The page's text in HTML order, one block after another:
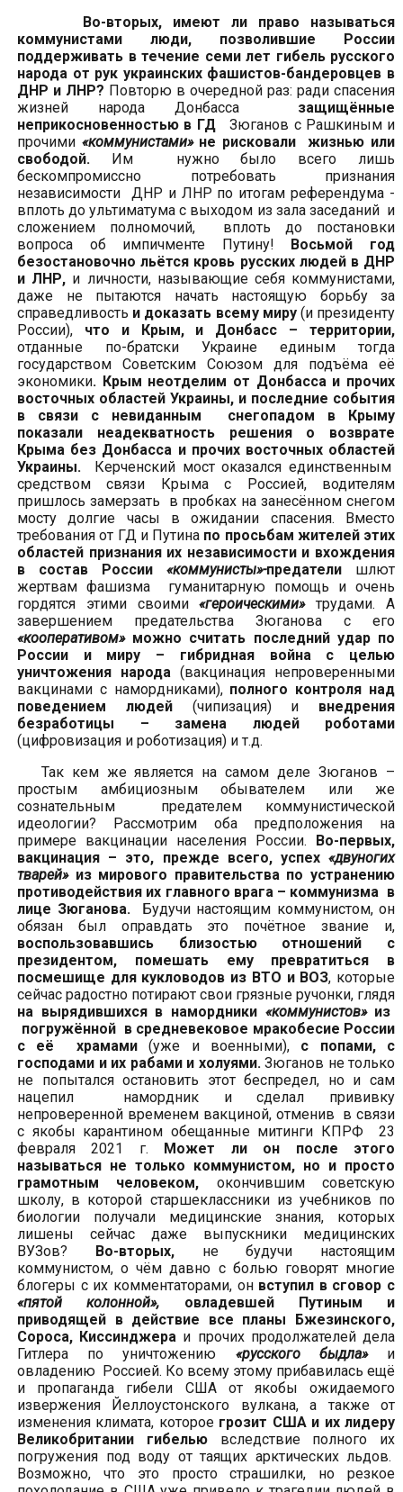
Во-вторых,
имеют ли право называться
коммунистами люди, позволившие России
поддерживать в течение семи лет гибель русского
народа от рук украинских фашистов-бандеровцев в
ДНР и ЛНР? Повторю в очередной раз: ради спасения
жизней народа Донбасса защищённые
неприкосновенностью в ГД
Зюганов с Рашкиным и
прочими «коммунистами» не рисковали жизнью или
свободой. Им нужно было всего лишь
бескомпромиссно потребовать признания
независимости ДНР и ЛНР по итогам референдума -
вплоть до ультиматума с выходом из зала заседаний и
сложением полномочий, вплоть до постановки
вопроса об импичменте Путину! Восьмой год
безостановочно льётся кровь русских людей в ДНР
и ЛНР, и личности, называющие себя коммунистами,
даже не пытаются начать настоящую борьбу за
справедливость и доказать всему миру(и президенту
России), что и Крым, и Донбасс
– территории,
отданные по-братски Украине единым тогда
государством Советским Союзом для подъёма её
экономики. Крым неотделим от Донбасса и прочих
восточных областей Украины, и последние события
в связи с невиданным снегопадом в Крыму
показали неадекватность решения о возврате
Крыма без Донбасса и прочих восточных областей
Украины.
Керченский мост оказался единственным
средством связи Крыма с Россией, водителям
пришлось замерзать в пробках на занесённом снегом
мосту долгие часы в ожидании спасения. Вместо
требования от ГД и Путина по просьбам жителей этих
областей признания их независимости и вхождения
в состав России «коммунисты»-предатели шлют
жертвам фашизма гуманитарную помощь и очень
гордятся этими своими«героическими»трудами. А
завершением предательства Зюганова с его
«кооперативом» можно считать последний удар по
России и миру – гибридная война с целью
уничтожения народа (вакцинация непроверенными
вакцинами с намордниками), полного контроля над
поведением людей(чипизация) и внедрения
безработицы – замена людей роботами
(цифровизация и роботизация) и т.д.
Так кем же является на самом деле Зюганов –
простым амбициозным обывателем или же
сознательным предателем коммунистической
идеологии? Рассмотрим оба предположения на
примере вакцинации населения России. Во-первых,
вакцинация – это, прежде всего, успех«двуногих
тварей» из мирового правительства по устранению
противодействия их главного врага – коммунизма в
лице Зюганова.Будучи настоящим коммунистом, он
обязан был оправдать это почётное звание и,
воспользовавшись близостью отношений с
президентом, помешать ему превратиться в
посмешище для кукловодов из ВТО и ВОЗ, которые
сейчас радостно потирают свои грязные ручонки, глядя
на вырядившихся в намордники «коммунистов»из
погружённой в средневековое мракобесие России
с её храмами(уже и военными), с
попами, с
господами и их рабами и холуями. Зюганов не только
не попытался остановить этот беспредел, но и сам
нацепил намордник и сделал прививку
непроверенной временем вакциной, отменив в связи
с якобы карантином обещанные митинги КПРФ 23
февраля 2021 г. Может ли он после этого
называться не только коммунистом, но и просто
грамотным человеком, окончившим советскую
школу, в которой старшеклассники из учебников по
биологии получали медицинские знания, которых
лишены сейчас даже выпускники медицинских
ВУЗов? Во-вторых, не будучи настоящим
коммунистом, о чём давно с болью говорят многие
блогеры с их комментаторами, он вступил в сговор с
«пятой колонной», овладевшей Путиным и
приводящей в действие все планы Бжезинского,
Сороса, Киссинджера и прочих продолжателей дела
Гитлера по уничтожению «русского быдла»и
овладению Россией. Ко всему этому прибавилась ещё
и пропаганда гибели США от якобы ожидаемого
извержения Йеллоустонского вулкана, а также от
изменения климата, которое грозит США и их лидеру
Великобритании гибелью вследствие полного их
погружения под воду от таящих арктических льдов.
Возможно, что это просто страшилки, но резкое